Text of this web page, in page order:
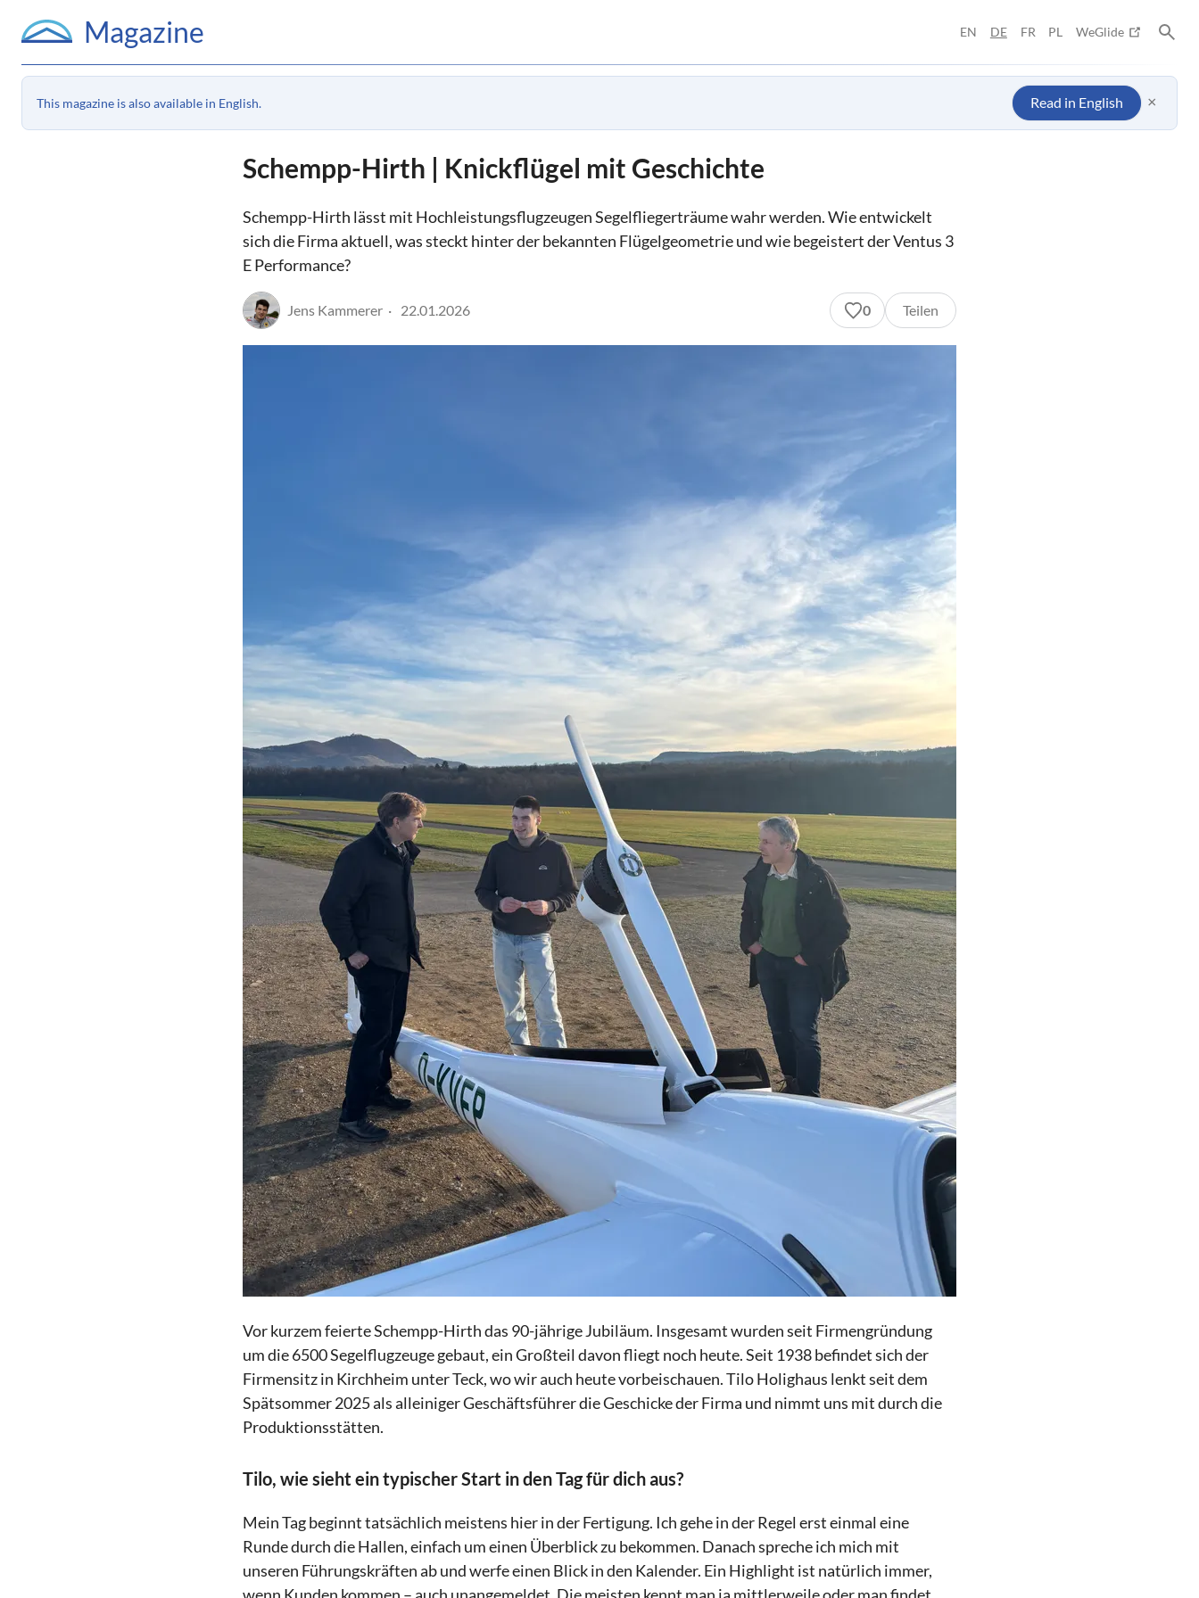
Magazine EN DE FR PL WeGlide
This magazine is also available in English. Read in English ×
Schempp-Hirth | Knickflügel mit Geschichte
Schempp-Hirth lässt mit Hochleistungsflugzeugen Segelfliegerträume wahr werden. Wie entwickelt
sich die Firma aktuell, was steckt hinter der bekannten Flügelgeometrie und wie begeistert der Ventus 3
E Performance?
Jens Kammerer 22.01.2026 0 Teilen
Vor kurzem feierte Schempp-Hirth das 90-jährige Jubiläum. Insgesamt wurden seit Firmengründung
um die 6500 Segelflugzeuge gebaut, ein Großteil davon fliegt noch heute. Seit 1938 befindet sich der
Firmensitz in Kirchheim unter Teck, wo wir auch heute vorbeischauen. Tilo Holighaus lenkt seit dem
Spätsommer 2025 als alleiniger Geschäftsführer die Geschicke der Firma und nimmt uns mit durch die
Produktionsstätten.
Tilo, wie sieht ein typischer Start in den Tag für dich aus?
Mein Tag beginnt tatsächlich meistens hier in der Fertigung. Ich gehe in der Regel erst einmal eine
Runde durch die Hallen, einfach um einen Überblick zu bekommen. Danach spreche ich mich mit
unseren Führungskräften ab und werfe einen Blick in den Kalender. Ein Highlight ist natürlich immer,